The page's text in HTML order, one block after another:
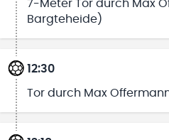
7-Meter Tor durch Max
Bargteheide)
12:30
Tor durch Max